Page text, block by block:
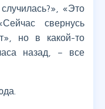
«Это
свернусь
но в какой-то
назад, – все